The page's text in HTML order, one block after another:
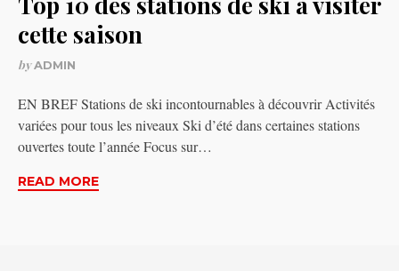
cette saison
byADMIN
EN BREF Stations de ski incontournables à découvrir Activités
variées pour tous les niveaux Ski d’été dans certaines stations
ouvertes toute l’année Focus sur…
READ MORE